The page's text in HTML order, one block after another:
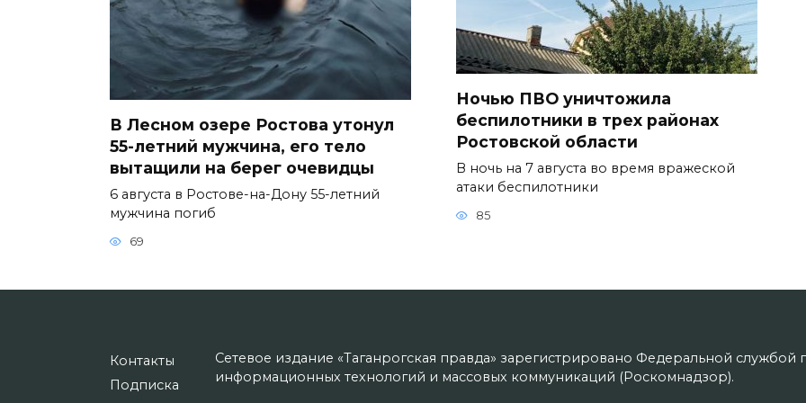
В Лесном озере Ростова утонул
55-летний мужчина, его тело
вытащили на берег очевидцы
6 августа в Ростове-на-Дону 55-летний
мужчина погиб
69
Ночью ПВО уничтожила
беспилотники в трех районах
Ростовской области
В ночь на 7 августа во время вражеской
атаки беспилотники
85
Контакты
Подписка
Сетевое издание «Таганрогская правда» зарегистрировано Федеральной службой
информационных технологий и массовых коммуникаций (Роскомнадзор).